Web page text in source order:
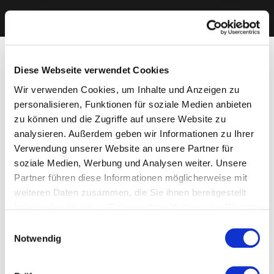
Diese Webseite verwendet Cookies
Wir verwenden Cookies, um Inhalte und Anzeigen zu
personalisieren, Funktionen für soziale Medien anbieten
zu können und die Zugriffe auf unsere Website zu
analysieren. Außerdem geben wir Informationen zu Ihrer
Verwendung unserer Website an unsere Partner für
soziale Medien, Werbung und Analysen weiter. Unsere
Partner führen diese Informationen möglicherweise mit
weiteren Daten zusammen, die Sie ihnen bereitgestellt
Cookies, wenn Sie unsere Webseite weiterhin nutzen.
Notwendig